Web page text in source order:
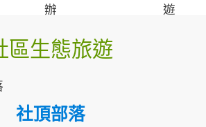
辦
遊
區生態旅遊
社頂部落